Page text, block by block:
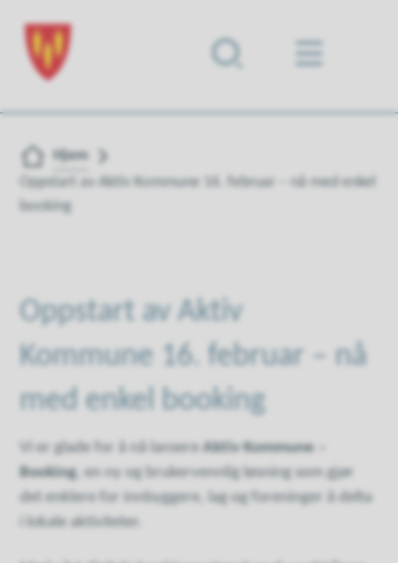
Forsiden
Du er her:
Hjem
Oppstart av Aktiv Kommune 16. februar – nå med enkel
booking
Oppstart av Aktiv
Kommune 16. februar – nå
med enkel booking
Vi er glade for å nå lansere Aktiv Kommune –
Booking , en ny og brukervennlig løsning som gjør
det enklere for innbyggere, lag og foreninger å delta
i lokale aktiviteter.